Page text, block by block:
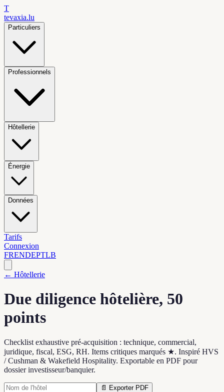
T
tevaxia.lu
Particuliers
Professionnels
Hôtellerie
Énergie
Données
Tarifs
Connexion
FRENDEPTLB
← Hôtellerie
Due diligence hôtelière, 50
points
Checklist exhaustive pré-acquisition : technique, commercial,
juridique, fiscal, ESG, RH. Items critiques marqués ★. Inspiré HVS
/ Cushman & Wakefield Hospitality. Exportable en PDF pour
dossier investisseur/banquier.
📄 Exporter PDF